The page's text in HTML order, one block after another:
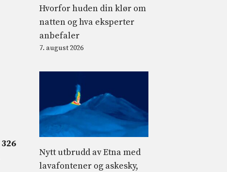
326
Hvorfor huden din klør om
natten og hva eksperter
anbefaler
7. august 2026
Nytt utbrudd av Etna med
lavafontener og askesky,